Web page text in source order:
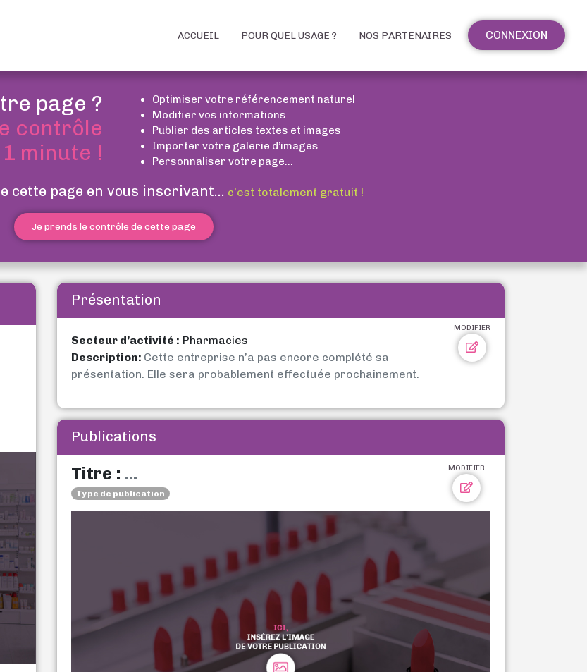
ACCUEIL POUR QUEL USAGE ? NOS PARTENAIRES CONNEXION
page ?
contrôle
minute !
Optimiser votre référencement naturel
Modifier vos informations
Publier des articles textes et images
Importer votre galerie d’images
Personnaliser votre page...
cette page en vous inscrivant... c’est totalement gratuit !
Je prends le contrôle de cette page
Présentation
MODIFIER
Secteur d’activité : Pharmacies
Description: Cette entreprise n’a pas encore complété sa
présentation. Elle sera probablement effectuée prochainement.
Publications
MODIFIER
Titre : ...
Type de publication